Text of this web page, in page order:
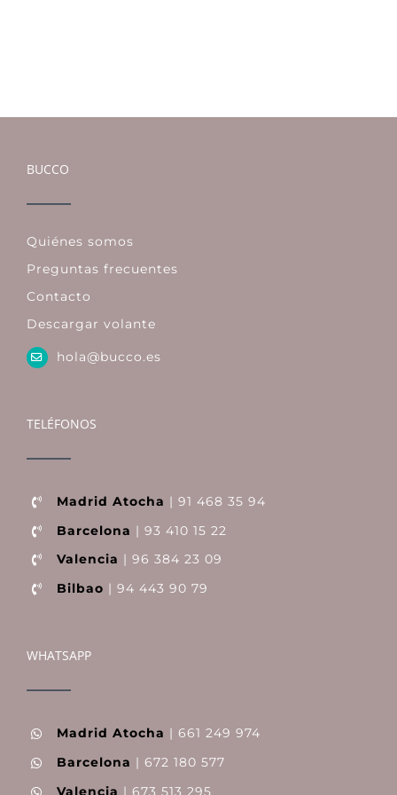
BUCCO
Quiénes somos
Preguntas frecuentes
Contacto
Descargar volante
hola@bucco.es
TELÉFONOS
Madrid Atocha | 91 468 35 94
Barcelona | 93 410 15 22
Valencia | 96 384 23 09
Bilbao | 94 443 90 79
WHATSAPP
Madrid Atocha | 661 249 974
Barcelona | 672 180 577
Valencia | 673 513 295